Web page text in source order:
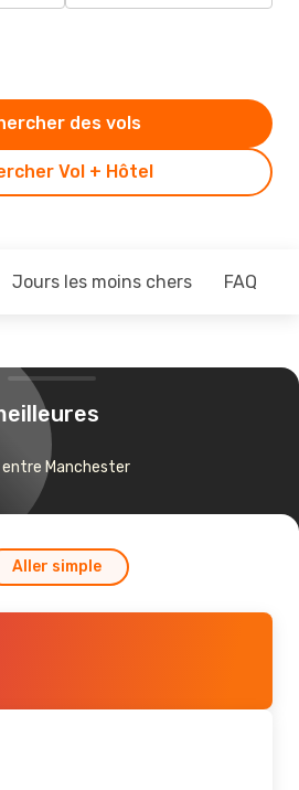
Vol + Hôtel
des vols
Jours les moins chers FAQ
entre Manchester
Aller simple
Sept.
Oct.